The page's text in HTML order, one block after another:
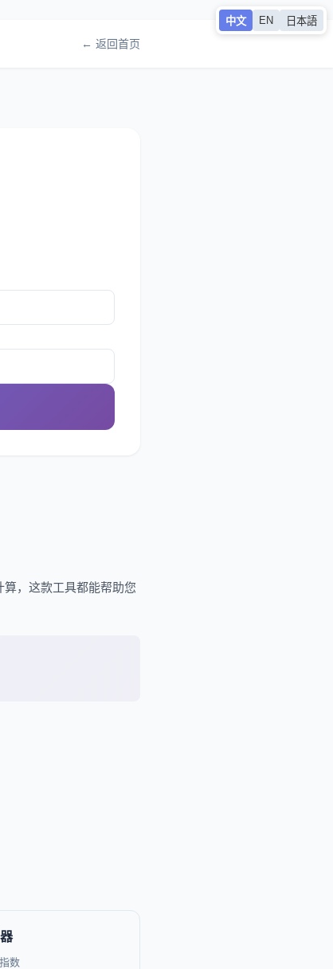
中文 EN 日本語
← 返回首页
，这款工具都能帮助您
数